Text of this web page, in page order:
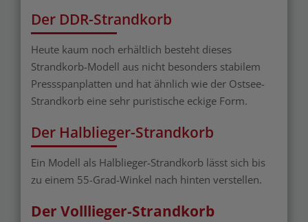
Der DDR-Strandkorb
Heute kaum noch erhältlich besteht dieses
Strandkorb-Modell aus nicht besonders stabilem
Pressspanplatten und hat ähnlich wie der Ostsee-
Strandkorb eine sehr puristische eckige Form.
Der Halblieger-Strandkorb
Ein Modell als Halblieger-Strandkorb lässt sich bis
zu einem 55-Grad-Winkel nach hinten verstellen.
Der Volllieger-Strandkorb